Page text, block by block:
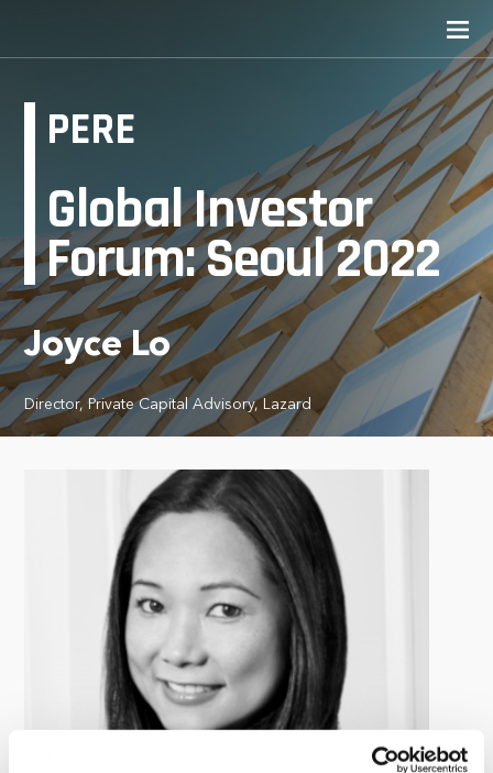
PERE
Global Investor
Forum: Seoul 2022
Joyce Lo
Director, Private Capital Advisory, Lazard